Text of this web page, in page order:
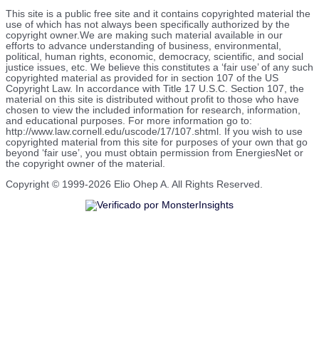
This site is a public free site and it contains copyrighted material the
use of which has not always been specifically authorized by the
copyright owner.We are making such material available in our
efforts to advance understanding of business, environmental,
political, human rights, economic, democracy, scientific, and social
justice issues, etc. We believe this constitutes a ‘fair use’ of any such
copyrighted material as provided for in section 107 of the US
Copyright Law. In accordance with Title 17 U.S.C. Section 107, the
material on this site is distributed without profit to those who have
chosen to view the included information for research, information,
and educational purposes. For more information go to:
http://www.law.cornell.edu/uscode/17/107.shtml. If you wish to use
copyrighted material from this site for purposes of your own that go
beyond ‘fair use’, you must obtain permission from EnergiesNet or
the copyright owner of the material.
Copyright © 1999-2026 Elio Ohep A. All Rights Reserved.